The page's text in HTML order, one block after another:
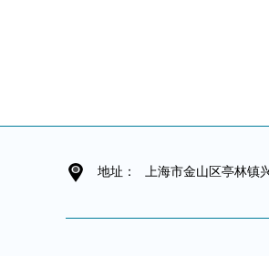
地址： 上海市金山区亭林镇